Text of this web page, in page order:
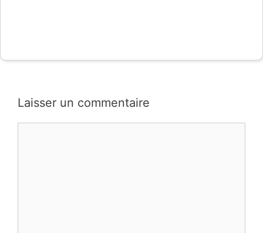
Laisser un commentaire